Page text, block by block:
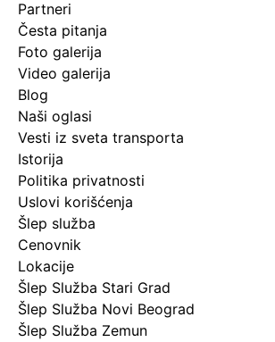
Partneri
Česta pitanja
Foto galerija
Video galerija
Blog
Naši oglasi
Vesti iz sveta transporta
Istorija
Politika privatnosti
Uslovi korišćenja
Šlep služba
Cenovnik
Lokacije
Šlep Služba Stari Grad
Šlep Služba Novi Beograd
Šlep Služba Zemun